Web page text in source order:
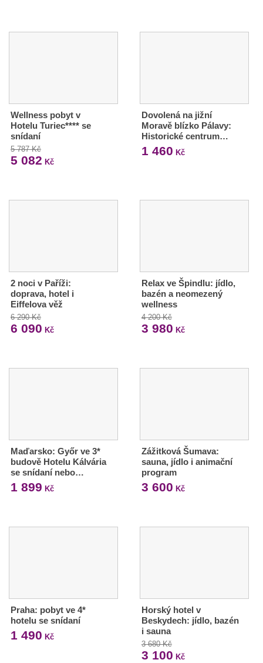
Wellness pobyt v
Hotelu Turiec**** se
snídaní
5 787 Kč
5 082 Kč
Dovolená na jižní
Moravě blízko Pálavy:
Historické centrum…
1 460 Kč
2 noci v Paříži:
doprava, hotel i
Eiffelova věž
6 290 Kč
6 090 Kč
Relax ve Špindlu: jídlo,
bazén a neomezený
wellness
4 200 Kč
3 980 Kč
Maďarsko: Győr ve 3*
budově Hotelu Kálvária
se snídaní nebo…
1 899 Kč
Zážitková Šumava:
sauna, jídlo i animační
program
3 600 Kč
Praha: pobyt ve 4*
hotelu se snídaní
1 490 Kč
Horský hotel v
Beskydech: jídlo, bazén
i sauna
3 680 Kč
3 100 Kč